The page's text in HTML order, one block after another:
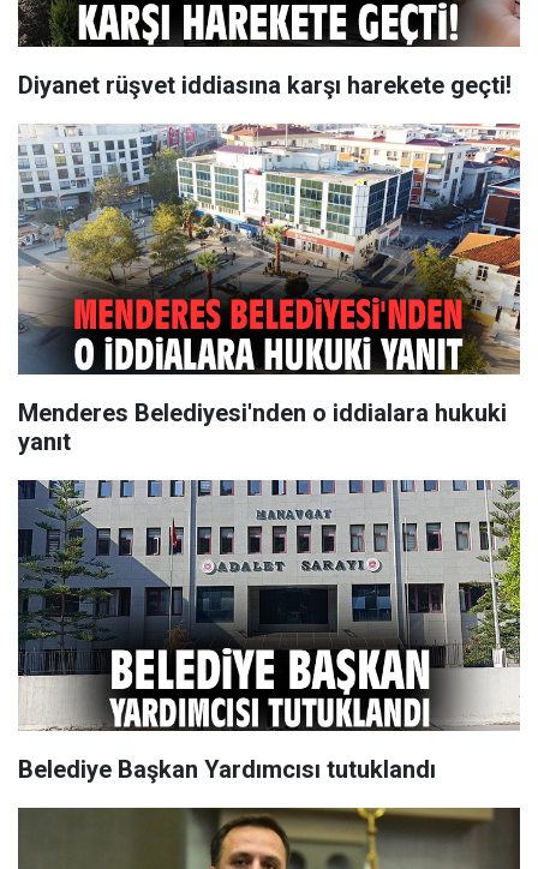
Diyanet rüşvet iddiasına karşı harekete geçti!
Menderes Belediyesi'nden o iddialara hukuki
yanıt
Belediye Başkan Yardımcısı tutuklandı